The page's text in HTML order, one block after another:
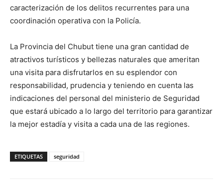
caracterización de los delitos recurrentes para una
coordinación operativa con la Policía.
La Provincia del Chubut tiene una gran cantidad de
atractivos turísticos y bellezas naturales que ameritan
una visita para disfrutarlos en su esplendor con
responsabilidad, prudencia y teniendo en cuenta las
indicaciones del personal del ministerio de Seguridad
que estará ubicado a lo largo del territorio para garantizar
la mejor estadía y visita a cada una de las regiones.
ETIQUETAS seguridad